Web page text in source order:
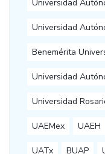
Universidad
Universidad
Benemérita
Universidad
Universidad
UAEMex UAEH
UATx BUAP